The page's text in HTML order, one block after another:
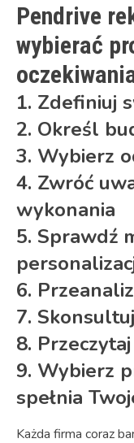
Pendrive
wybierać
1. Zdefiniuj
2. Określ
3. Wybierz
4. Zwróć
wykonania
5. Sprawdź
6.
7.
8.
9. Wybierz
spełnia
Każda firma coraz